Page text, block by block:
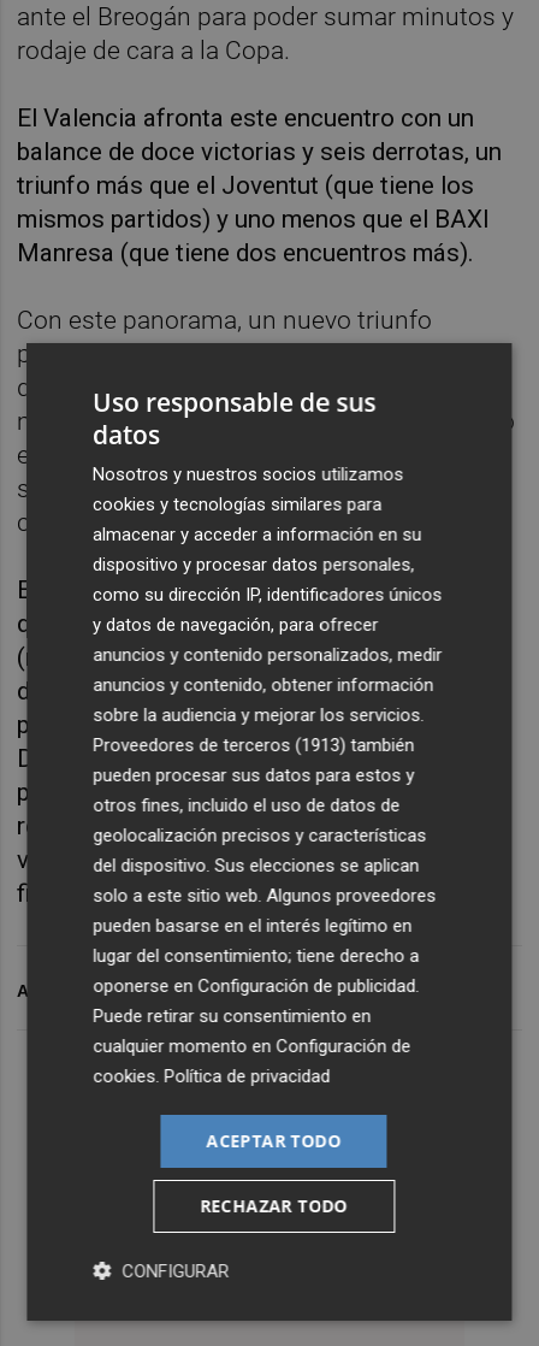
ante el Breogán para poder sumar minutos y
rodaje de cara a la Copa.
El Valencia afronta este encuentro con un
balance de doce victorias y seis derrotas, un
triunfo más que el Joventut (que tiene los
mismos partidos) y uno menos que el BAXI
Manresa (que tiene dos encuentros más).
Con este panorama, un nuevo triunfo
permitiría al Valencia consolidar la opción
que tiene para adelantar al Manresa y al
mismo tiempo sacaría partido del encuentro
entre el Joventut y el Lenovo Tenerife, que
sucede al equipo de Badalona en la
clasificación.
En el encuentro que el Valencia y el Breogán
disputaron en la Fonteta, los locales
(mermados por las lesiones), fueron
dominados durante los tres primeros cuartos
por un rival liderado por un extraordinario
Dzanan Musa pero en el tramo final
protagonizaron un salvaje intento de
remontada que les permitió recortar
veintisiete puntos pero que dejó el marcador
final en 97-98.
ARCHIVADO EN VALENCIA BASKET LIGA ENDESA
Uso responsable de sus
datos
Nosotros y nuestros socios utilizamos
cookies y tecnologías similares para
almacenar y acceder a información en su
dispositivo y procesar datos personales,
como su dirección IP, identificadores únicos
y datos de navegación, para ofrecer
anuncios y contenido personalizados, medir
anuncios y contenido, obtener información
sobre la audiencia y mejorar los servicios.
Proveedores de terceros (1913) también
pueden procesar sus datos para estos y
otros fines, incluido el uso de datos de
geolocalización precisos y características
del dispositivo. Sus elecciones se aplican
solo a este sitio web. Algunos proveedores
pueden basarse en el interés legítimo en
lugar del consentimiento; tiene derecho a
oponerse enConfiguración de publicidad
Puede retirar su consentimiento en
cualquier momento enConfiguración de
cookies .Política de privacidad
ACEPTAR TODO
RECHAZAR TODO
CONFIGURAR